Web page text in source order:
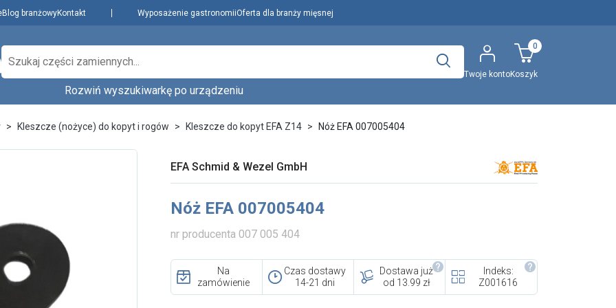
Blog branżowyKontakt Wyposażenie gastronomiiOferta dla branży mięsnej
Producenci
Najpopularniejsi
Dowiedz się więcej
Aktualności i porady
O nas
Polityka prywatności
i cookies
Polecany artykuł
Twoje kontoKoszyk
0
Wybierz model... Wyszukaj
Rozwiń wyszukiwarkę po urządzeniu
Kleszcze (nożyce) do kopyt i rogów Kleszcze do kopyt EFA Z14 Nóż EFA 007005404
EFA Schmid & Wezel GmbH
Nóż EFA 007005404
nr producenta 007 005 404
Na
zamówienie
Czas dostawy
14-21 dni
Dostawa już
od 13.99 zł
Indeks:
Z001616